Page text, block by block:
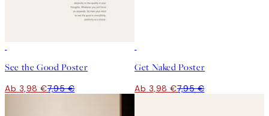
See the Good Poster
Ab 3,98 €7,95 €
Get Naked Poster
Ab 3,98 €7,95 €